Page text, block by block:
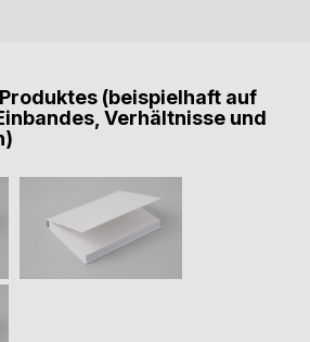
(beispielhaft auf
Verhältnisse und